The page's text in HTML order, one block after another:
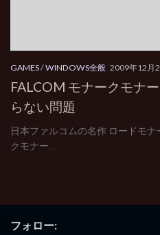
GAMES/WINDOWS全般 2009年12月
FALCOM モナークモナ
らない問題
日本ファルコムの名作 ロードモ
クモナー...
フォロー: